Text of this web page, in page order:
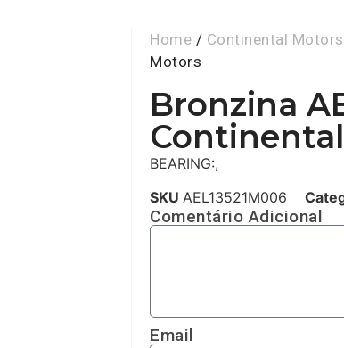
Home / Continental Motors
Motors
Bronzina
BEARING:,
SKU AEL13521M006
Comentário Adicional
Email